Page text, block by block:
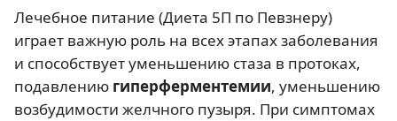
Лечебное питание (Диета 5П по Певзнеру)
играет важную роль на всех этапах заболевания
и способствует уменьшению стаза в протоках,
подавлению гиперферментемии, уменьшению
возбудимости желчного пузыря. При симптомах